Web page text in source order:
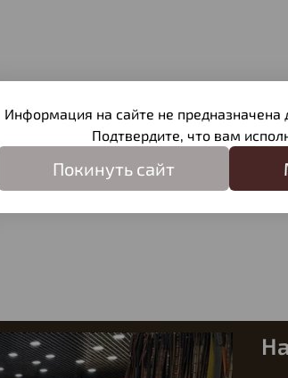
Информация на сайте не предназначена
Подтвердите, что вам
Покинуть сайт